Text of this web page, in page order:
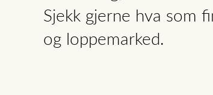
Sjekk gjerne hva som
og loppemarked.